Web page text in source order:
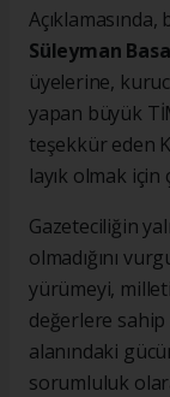
Süleyman Basa
üyelerine,
yapan büyük
teşekkür eden
layık olmak için
Gazeteciliğin
olmadığını
yürümeyi,
değerlere
alanındaki
sorumluluk